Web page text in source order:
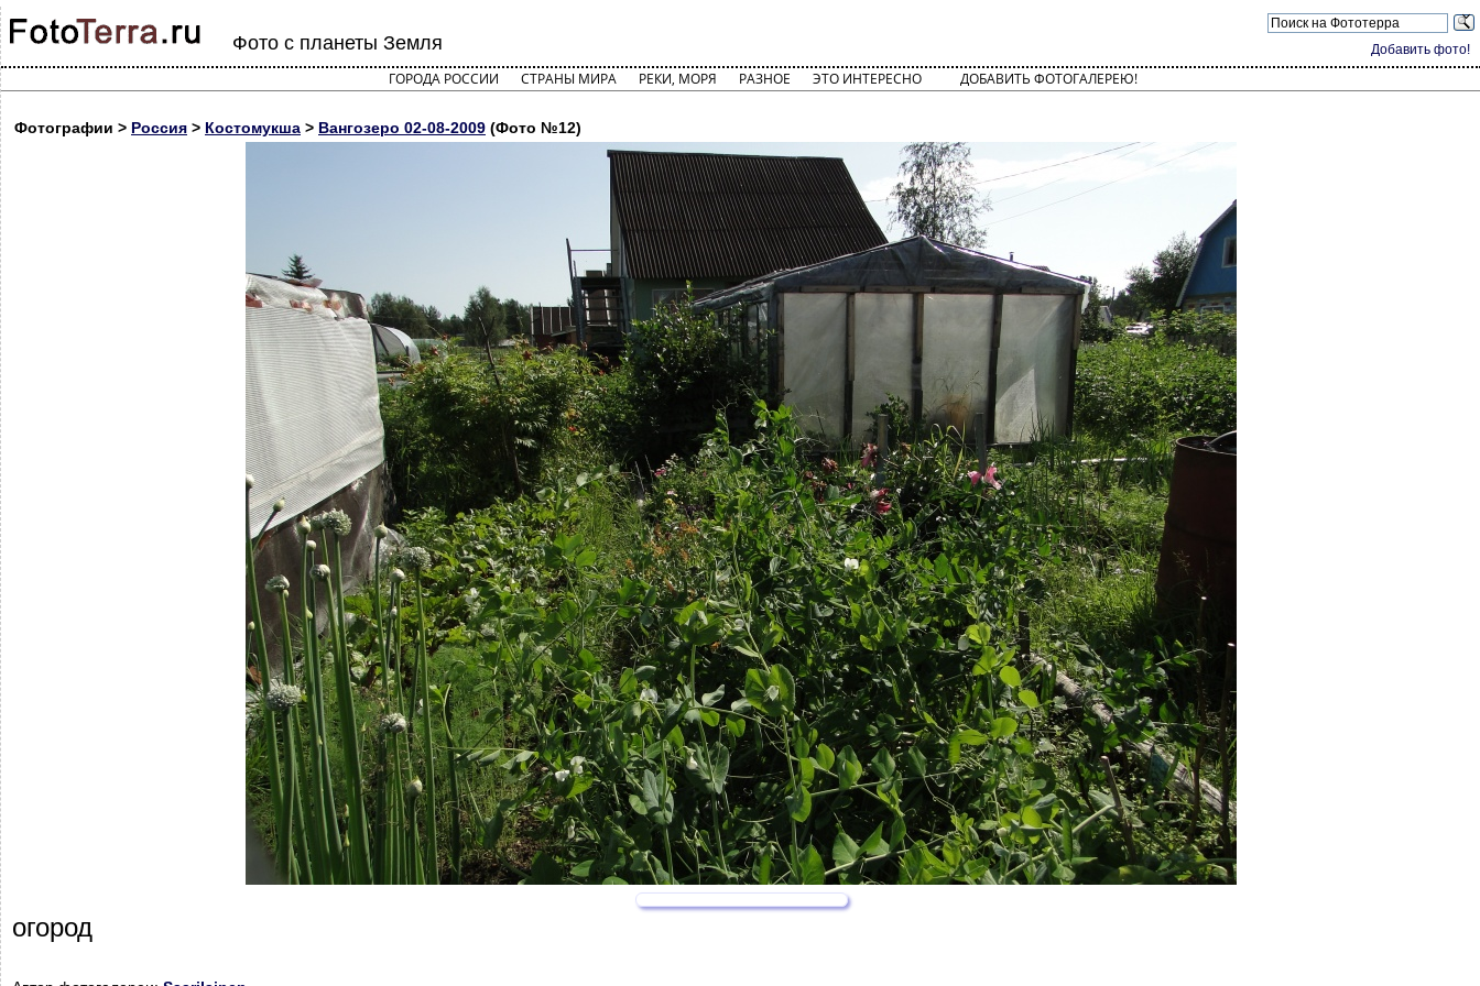
Добавить фото!
Фото с планеты Земля
ГОРОДА РОССИИ СТРАНЫ МИРА РЕКИ, МОРЯ РАЗНОЕ ЭТО ИНТЕРЕСНО ДОБАВИТЬ ФОТОГАЛЕРЕЮ!
Фотографии > Россия > Костомукша > Вангозеро 02-08-2009 (Фото №12)
огород